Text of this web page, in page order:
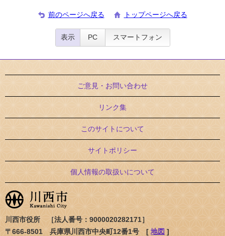
前のページへ戻る トップページへ戻る
表示 PC スマートフォン
ご意見・お問い合わせ
リンク集
このサイトについて
サイトポリシー
個人情報の取扱いについて
川西市役所 ［法人番号：9000020282171］
〒666-8501 兵庫県川西市中央町12番1号 [ 地図 ]